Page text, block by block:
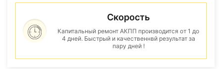
Скорость
Капитальный ремонт АКПП производится от 1 до
4 дней. Быстрый и качественнвй результат за
пару дней !